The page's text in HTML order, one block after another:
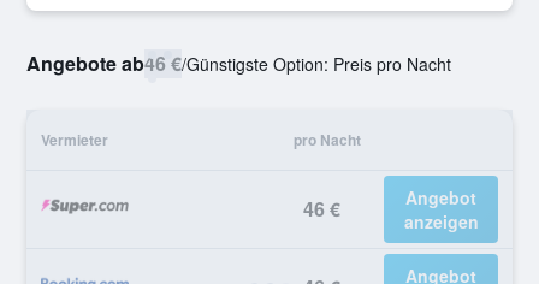
Angebote ab46 €/Günstigste Option: Preis pro Nacht
Vermieter pro Nacht
46 €
Angebot
anzeigen
Angebot